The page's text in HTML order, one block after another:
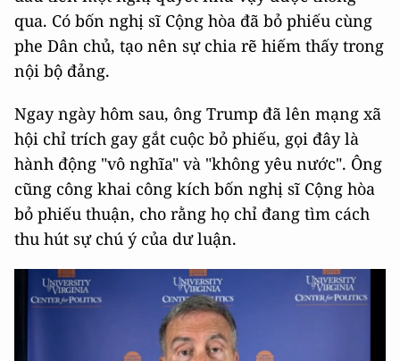
qua. Có bốn nghị sĩ Cộng hòa đã bỏ phiếu cùng
phe Dân chủ, tạo nên sự chia rẽ hiếm thấy trong
nội bộ đảng.
Ngay ngày hôm sau, ông Trump đã lên mạng xã
hội chỉ trích gay gắt cuộc bỏ phiếu, gọi đây là
hành động "vô nghĩa" và "không yêu nước". Ông
cũng công khai công kích bốn nghị sĩ Cộng hòa
bỏ phiếu thuận, cho rằng họ chỉ đang tìm cách
thu hút sự chú ý của dư luận.